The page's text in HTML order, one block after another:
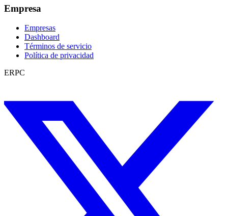
Empresa
Empresas
Dashboard
Términos de servicio
Política de privacidad
ERPC